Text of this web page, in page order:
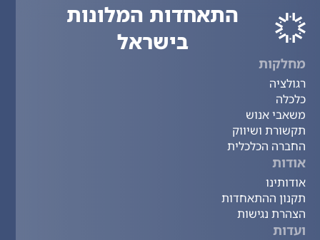
התאחדות המלונות
בישראל
מחלקות
רגולציה
כלכלה
משאבי אנוש
תקשורת ושיווק
החברה הכלכלית
אודות
אודותינו
תקנון ההתאחדות
הצהרת נגישות
ועדות